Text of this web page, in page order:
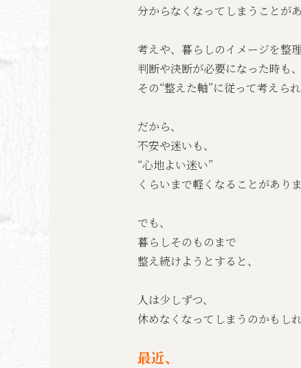
分からなくなってしまうことがあ
考えや、暮らしのイメージを整
判断や決断が必要になった時も、
その“整えた軸”に従って考えられ
だから、
不安や迷いも、
“心地よい迷い”
くらいまで軽くなることがありま
でも、
暮らしそのものまで
整え続けようとすると、
人は少しずつ、
休めなくなってしまうのかもしれ
最近、